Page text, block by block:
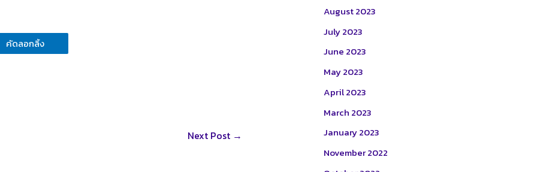
คัดลอกลิ้ง
Next Post →
August 2023
July 2023
June 2023
May 2023
April 2023
March 2023
January 2023
November 2022